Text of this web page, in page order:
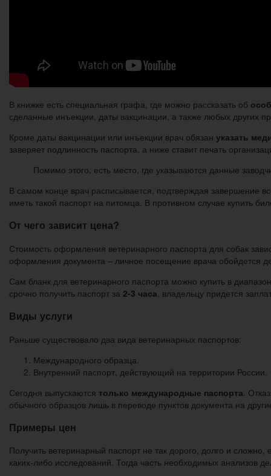
В книжке есть специальная графа, где можно рассказать об
сделанные инъекции, даты вакцинации, а также любых других
Кроме даты вакцинации или инъекции врач обязан указать
заверяет подлинность паспорта, а ниже ставит печать
Помимо этого, есть место, где указываются данные
В самом конце врач расписывается, подтверждая завершение
иметь такой паспорт на питомца. В противном случае купить
От чего зависит цена?
Стоимость оформления ветеринарного паспорта для собак
оформления документа – личное посещение врача обойдется
Сам бланк для ветеринарного паспорта можно купить в
срочно получить паспорт за 2-3 часа , владельцу придется
Виды услуги
Раньше существовало два вида ветеринарных паспортов:
Международного образца.
Внутренний паспорт, действующий на территории России.
Сегодня выпускаются только международные паспорта .
обычного образцов лишь в переводе пунктов документа на
Примеры цен
Получить ветеринарный паспорт не так дорого, долго и
каких-либо исследований. Тогда часть необходимых